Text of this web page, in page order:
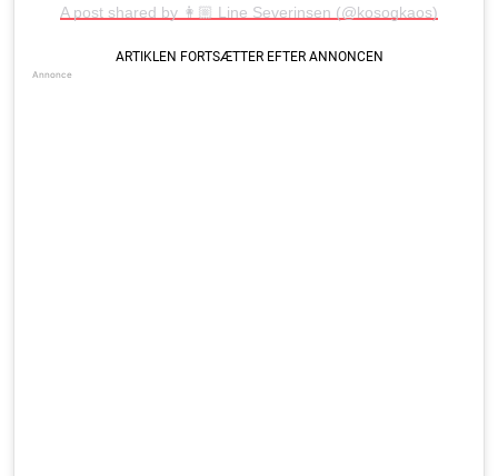
A post shared by 👩🏼 Line Severinsen (@kosogkaos)